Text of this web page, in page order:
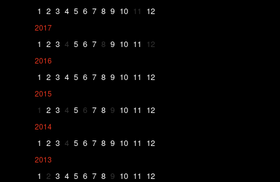
1 2 3 4 5 6 7 8 9 10 11 12
2017
1 2 3 4 5 6 7 8 9 10 11 12
2016
1 2 3 4 5 6 7 8 9 10 11 12
2015
1 2 3 4 5 6 7 8 9 10 11 12
2014
1 2 3 4 5 6 7 8 9 10 11 12
2013
1 2 3 4 5 6 7 8 9 10 11 12